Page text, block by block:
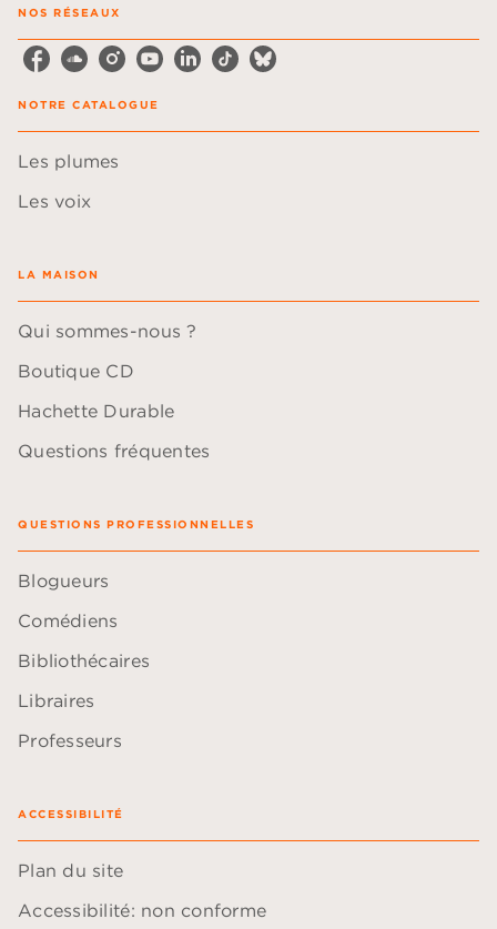
NOS RÉSEAUX
NOTRE CATALOGUE
Les plumes
Les voix
LA MAISON
Qui sommes-nous ?
Boutique CD
Hachette Durable
Questions fréquentes
QUESTIONS PROFESSIONNELLES
Blogueurs
Comédiens
Bibliothécaires
Libraires
Professeurs
ACCESSIBILITÉ
Plan du site
Accessibilité: non conforme